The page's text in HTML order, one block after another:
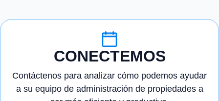
CONECTEMOS
Contáctenos para analizar cómo podemos ayudar
a su equipo de administración de propiedades a